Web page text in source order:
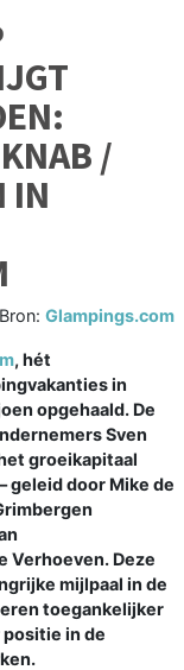
/
IN
Bron: Glampings.com
, hét
in
opgehaald. De
Sven
groeikapitaal
geleid door Mike de
Verhoeven. Deze
mijlpaal in de
toegankelijker
positie in de